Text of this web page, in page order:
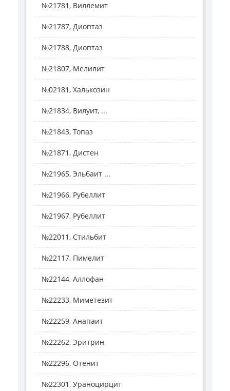
№21781, Виллемит
№21787, Диоптаз
№21788, Диоптаз
№21807, Мелилит
№02181, Халькозин
№21834, Вилуит, ...
№21843, Топаз
№21871, Дистен
№21965, Эльбаит ...
№21966, Рубеллит
№21967, Рубеллит
№22011, Стильбит
№22117, Пимелит
№22144, Аллофан
№22233, Миметезит
№22259, Анапаит
№22262, Эритрин
№22296, Отенит
№22301, Ураноцирцит